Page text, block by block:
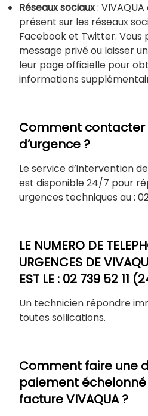
Réseaux sociaux:
présent sur les réseaux
Facebook et Twitter. Vous
message privé ou laisser
leur page officielle pour
informations
Comment contacter
d’urgence ?
Le service d’intervention
est disponible 24/7 pour
urgences techniques au :
LE NUMERO DE
URGENCES DE
EST LE : 02 739 52 11
Un technicien répondre
toutes sollications.
Comment faire une
paiement
facture VIVAQUA ?